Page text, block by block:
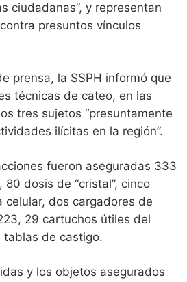
ciudadanas”, y representan
presuntos vínculos
prensa, la SSPH informó que
técnicas de cateo, en las
tres sujetos “presuntamente
ilícitas en la región”.
fueron aseguradas 333
dosis de “cristal”, cinco
celular, dos cargadores de
29 cartuchos útiles del
tablas de castigo.
y los objetos asegurados